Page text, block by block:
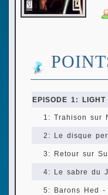
EPISODE 1: LIGHT
1: Trahison sur
2: Le disque
3: Retour sur
4: Le sabre du
5: Barons Hed